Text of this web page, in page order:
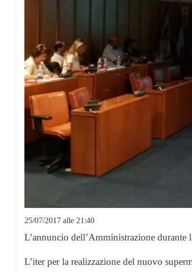
25/07/2017 alle 21:40
L’annuncio dell’Amministrazione
L’iter per la realizzazione del nuovo